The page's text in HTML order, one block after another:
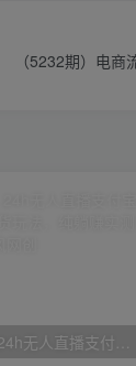
（5232期）电